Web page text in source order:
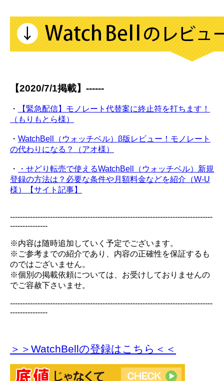
【2020/7/1掲載】------
・
【緊急配信】モノレート代替案に終止符を打ちます！
（もりもとら様）
・ WatchBell（ウォッチベル）β版レビュー！モノレート
の代わりになる？（アオ様）
・
・せどり転売で使えるWatchBell（ウォッチベル）新規
登録の方法は？必要な条件や月額料金などを紹介（W-U
様）【サイト記事】
---------------------------------------------------------------------------------
---------------
※内容は随時追加していく予定でございます。
※ご参考までの紹介であり、内容の正確性を保証するも
のではございません。
※個別の掲載依頼については、お受けしておりませんの
でご容赦下さいませ。
---------------------------------------------------------------------------------
---------------
＞＞WatchBellの登録はこちら＜＜